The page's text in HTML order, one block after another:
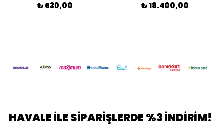
₺ 630,00 ₺ 18.400,00
HAVALE İLE SİPARİŞLERDE %3 İNDİRİM!